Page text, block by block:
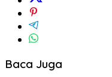
Baca Juga